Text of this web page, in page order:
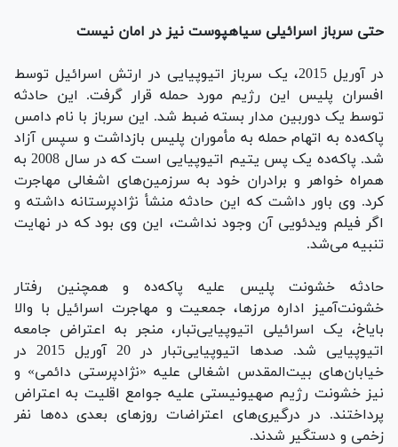
حتی سرباز اسرائیلی سیاهپوست نیز در امان نیست
در آوریل 2015، یک سرباز اتیوپیایی در ارتش اسرائیل توسط
افسران پلیس این رژیم مورد حمله قرار گرفت. این حادثه
توسط یک دوربین مدار بسته ضبط شد. این سرباز با نام دامس
پاکه‌ده به اتهام حمله به مأموران پلیس بازداشت و سپس آزاد
شد. پاکه‌ده یک پس یتیم اتیوپیایی است که در سال 2008 به
همراه خواهر و برادران خود به سرزمین‌های اشغالی مهاجرت
کرد. وی باور داشت که این حادثه منشأ نژادپرستانه داشته و
اگر فیلم ویدئویی آن وجود نداشت، این وی بود که در نهایت
تنبیه می‌شد.
حادثه خشونت پلیس علیه پاکه‌ده و همچنین رفتار
خشونت‌آمیز اداره مرزها، جمعیت و مهاجرت اسرائیل با والا
بایاخ، یک اسرائیلی اتیوپیایی‌تبار، منجر به اعتراض جامعه
اتیوپیایی شد. صدها اتیوپیایی‌تبار در 20 آوریل 2015 در
خیابان‌های بیت‌المقدس اشغالی علیه «نژادپرستی دائمی» و
نیز خشونت رژیم صهیونیستی علیه جوامع اقلیت به اعتراض
پرداختند. در درگیری‌های اعتراضات روزهای بعدی ده‌ها نفر
زخمی و دستگیر شدند.